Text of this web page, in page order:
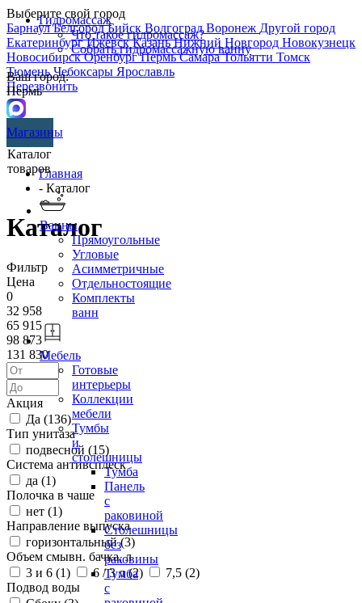
Выберите свой город
БарнаулБелгородБийск ВолгоградВоронеж Другой город
ЕкатеринбургИжевскКазаньНижний Новгород Новокузнецк
НовосибирскОренбургПермьСамараТольятти Томск
ТюменьЧебоксары Ярославль
Перезвонить
Гидромассаж
Что такое гидромассаж?
Собрать гидромассажную ванну
Ваш город:
Пермь
Магазины
Каталог
товаров
Ванны
Прямоугольные
Угловые
Асимметричные
Отдельностоящие
Комплекты
ванн
Мебель
Готовые
интерьеры
Коллекции
мебели
Тумбы
и
столешницы
Тумба
Панель
с
раковиной
Столешницы
без
раковины
Тумба
с
Главная
- Каталог
Каталог
Фильтр
Цена
0
32 958
65 915
98 873
131 830
Акция
Да (136)
Тип унитаза
подвесной (15)
Система антивсплеск
да (1)
Полочка в чаше
нет (1)
Направление выпуска
горизонтальный (3)
Объем смывн. бачка, л
3 и 6 (1) 6 / 3 л (2) 7,5 (2)
Подвод воды